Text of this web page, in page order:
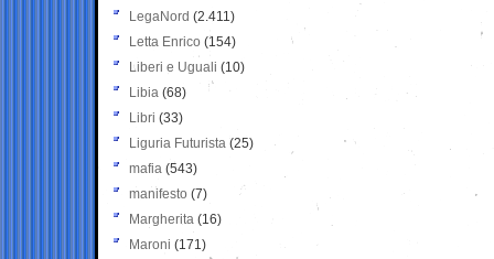
LegaNord (2.411)
Letta Enrico (154)
Liberi e Uguali (10)
Libia (68)
Libri (33)
Liguria Futurista (25)
mafia (543)
manifesto (7)
Margherita (16)
Maroni (171)